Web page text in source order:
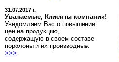
31.07.2017 г.
Уважаемые, Клиенты компании!
Уведомляем Вас о повышении
цен на продукцию,
содержащую в своем составе
поролоны и их производные.
>>>